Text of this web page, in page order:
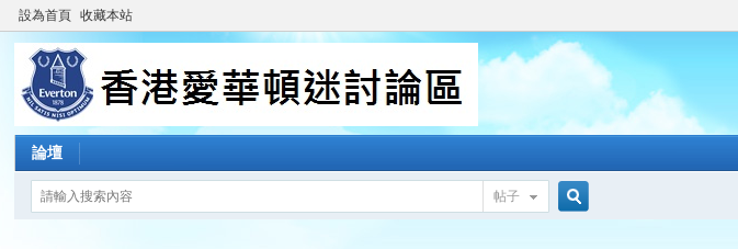
設為首頁 收藏本站
論壇
帖子